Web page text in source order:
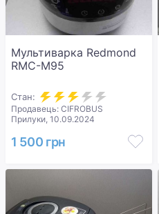
Мультиварка Redmond
RMC-M95
Стан:
Продавець: CIFROBUS
Прилуки, 10.09.2024
1 500 грн